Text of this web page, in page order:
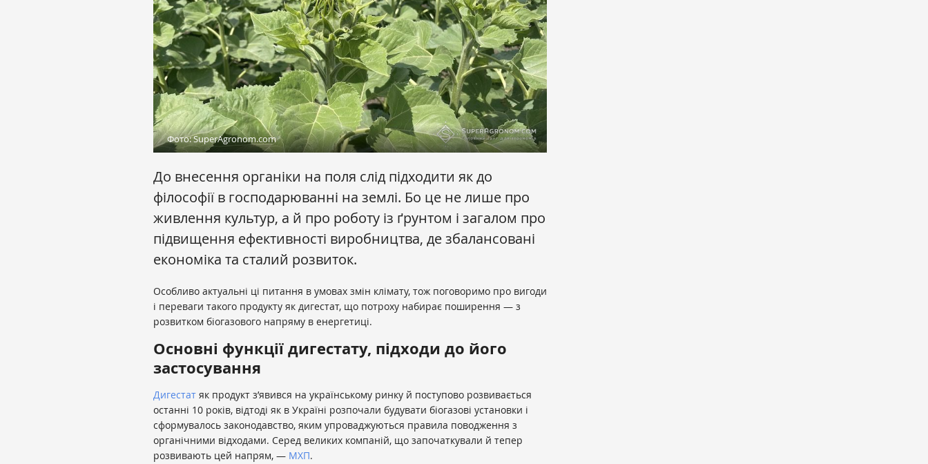
Фото: SuperAgronom.com
До внесення органіки на поля слід підходити як до
філософії в господарюванні на землі. Бо це не лише про
живлення культур, а й про роботу із ґрунтом і загалом про
підвищення ефективності виробництва, де збалансовані
економіка та сталий розвиток.
Особливо актуальні ці питання в умовах змін клімату, тож поговоримо про вигоди
і переваги такого продукту як дигестат, що потроху набирає поширення — з
розвитком біогазового напряму в енергетиці.
Основні функції дигестату, підходи до його
застосування
Дигестат як продукт з’явився на українському ринку й поступово розвивається
останні 10 років, відтоді як в Україні розпочали будувати біогазові установки і
сформувалось законодавство, яким упроваджуються правила поводження з
органічними відходами. Серед великих компаній, що започаткували й тепер
розвивають цей напрям, — МХП.